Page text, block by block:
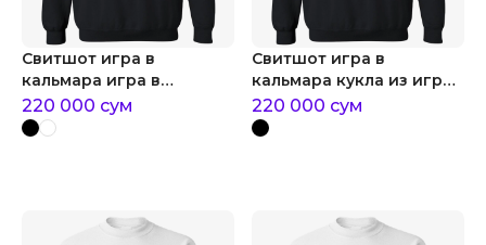
Свитшот игра в
кальмара игра в
кальмара охранники
220 000 сум
Свитшот игра в
кальмара кукла из игры
в кальмара
220 000 сум